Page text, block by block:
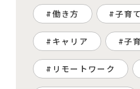
働き方 子育
キャリア 子
リモートワーク